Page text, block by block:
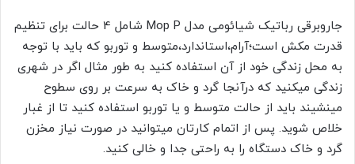
جاروبرقی رباتیک شیائومی مدل Mop P شامل 4 حالت برای تنظیم
قدرت مکش است؛آرام،استاندارد،متوسط و توربو که باید با توجه
به محل زندگی خود از آن استفاده کنید به طور مثال اگر در شهری
زندگی میکنید که درآنجا گرد و خاک به سرعت بر روی سطوح
مینشیند باید از حالت متوسط و یا توربو استفاده کنید تا از غبار
خلاص شوید. پس از اتمام کارتان میتوانید در صورت نیاز مخزن
گرد و خاک دستگاه را به راحتی جدا و خالی کنید.